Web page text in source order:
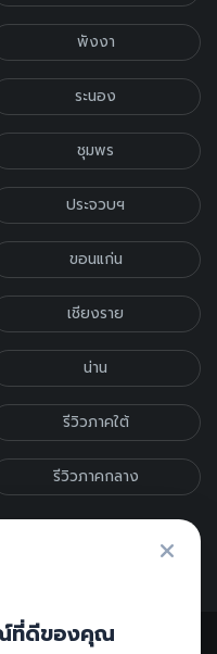
พังงา
ระนอง
ชุมพร
ประจวบฯ
ขอนแก่น
เชียงราย
น่าน
รีวิวภาคใต้
รีวิวภาคกลาง
ณ์ที่ดีของคุณ